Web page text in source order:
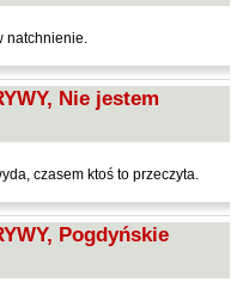
natchnienie.
Nie jestem
czasem ktoś to przeczyta.
Pogdyńskie